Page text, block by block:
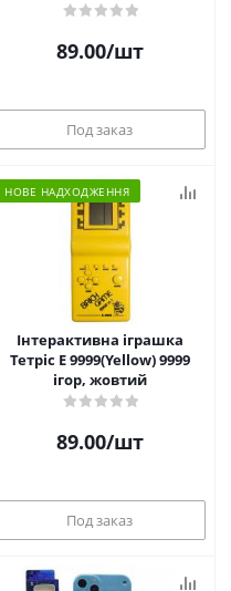
89.00/шт
Под заказ
НОВЕ НАДХОДЖЕННЯ
Інтерактивна іграшка
Тетріс Е 9999(Yellow) 9999
ігор, жовтий
89.00/шт
Под заказ